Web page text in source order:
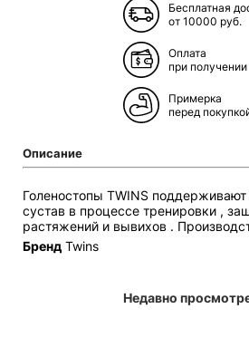
Бесплатная
от 10000 руб.
Оплата
при получении
Примерка
перед
Описание
Голеностопы TWINS поддерживают
сустав в процессе тренировки ,
растяжений и вывихов .
Бренд Twins
Недавно